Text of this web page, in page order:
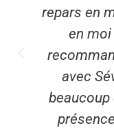
repars en
en moi
avec
beaucoup